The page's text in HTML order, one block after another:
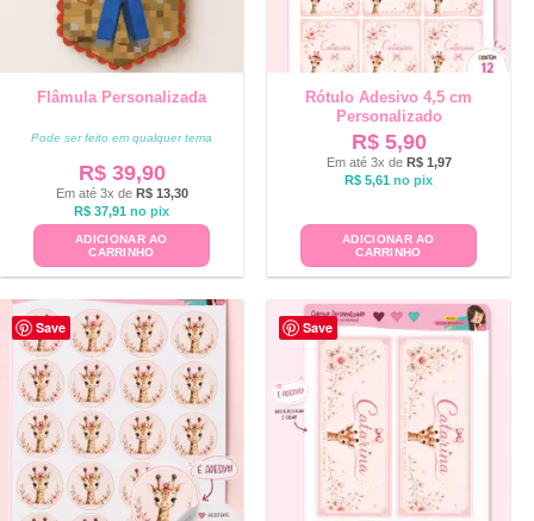
Flâmula Personalizada
Pode ser feito em qualquer tema
R$39,90
Em até 3x de R$13,30
R$ 37,91 no pix
ADICIONAR AO
CARRINHO
Rótulo Adesivo 4,5 cm
Personalizado
R$5,90
Em até 3x de R$1,97
R$ 5,61 no pix
ADICIONAR AO
CARRINHO
Save Save